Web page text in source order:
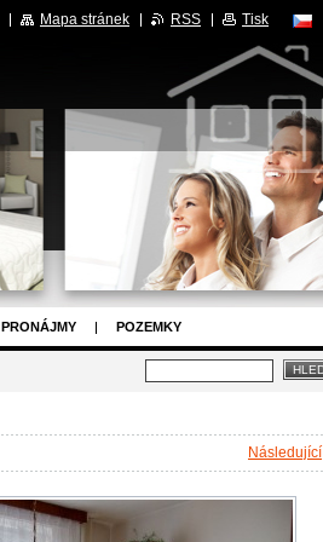
PRONÁJMY POZEMKY
Následující
Mapa stránek RSS Tisk